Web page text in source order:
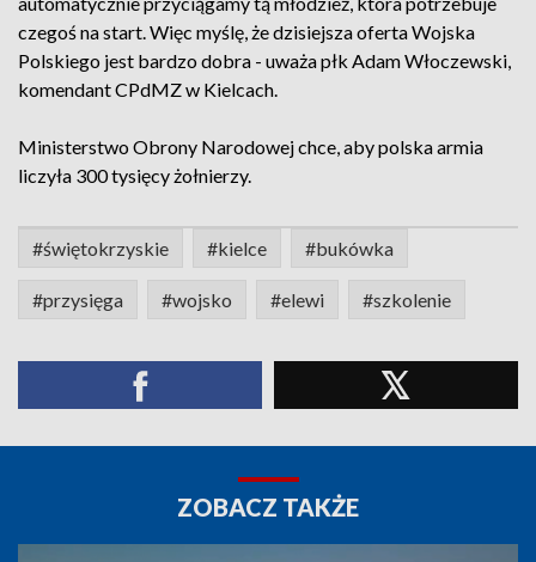
czegoś na start. Więc myślę, że dzisiejsza oferta Wojska
Polskiego jest bardzo dobra - uważa płk Adam Włoczewski,
komendant CPdMZ w Kielcach.
Ministerstwo Obrony Narodowej chce, aby polska armia
liczyła 300 tysięcy żołnierzy.
#świętokrzyskie #kielce #bukówka
#przysięga #wojsko #elewi #szkolenie
ZOBACZ TAKŻE